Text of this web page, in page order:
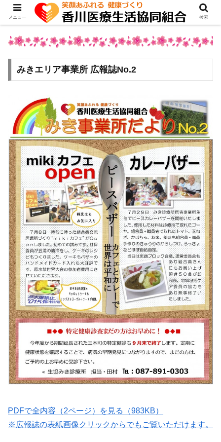
みきエリア事業所 広報誌No.2
PDFで全内容（2ページ）を見る（983KB）
※広報誌の表紙画像クリックからでもご覧いただけます。
メニュー 検索